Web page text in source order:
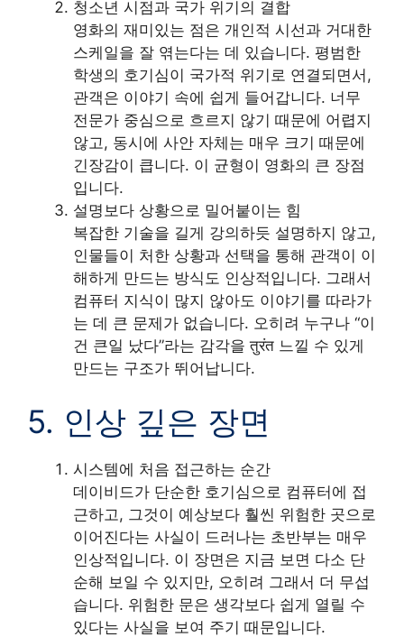
청소년 시점과 국가 위기의 결합
영화의 재미있는 점은 개인적 시선과 거대한
스케일을 잘 엮는다는 데 있습니다. 평범한
학생의 호기심이 국가적 위기로 연결되면서,
관객은 이야기 속에 쉽게 들어갑니다. 너무
전문가 중심으로 흐르지 않기 때문에 어렵지
않고, 동시에 사안 자체는 매우 크기 때문에
긴장감이 큽니다. 이 균형이 영화의 큰 장점
입니다.
설명보다 상황으로 밀어붙이는 힘
복잡한 기술을 길게 강의하듯 설명하지 않고,
인물들이 처한 상황과 선택을 통해 관객이 이
해하게 만드는 방식도 인상적입니다. 그래서
컴퓨터 지식이 많지 않아도 이야기를 따라가
는 데 큰 문제가 없습니다. 오히려 누구나 “이
건 큰일 났다”라는 감각을 तुरंत 느낄 수 있게
만드는 구조가 뛰어납니다.
5. 인상 깊은 장면
시스템에 처음 접근하는 순간
데이비드가 단순한 호기심으로 컴퓨터에 접
근하고, 그것이 예상보다 훨씬 위험한 곳으로
이어진다는 사실이 드러나는 초반부는 매우
인상적입니다. 이 장면은 지금 보면 다소 단
순해 보일 수 있지만, 오히려 그래서 더 무섭
습니다. 위험한 문은 생각보다 쉽게 열릴 수
있다는 사실을 보여 주기 때문입니다.